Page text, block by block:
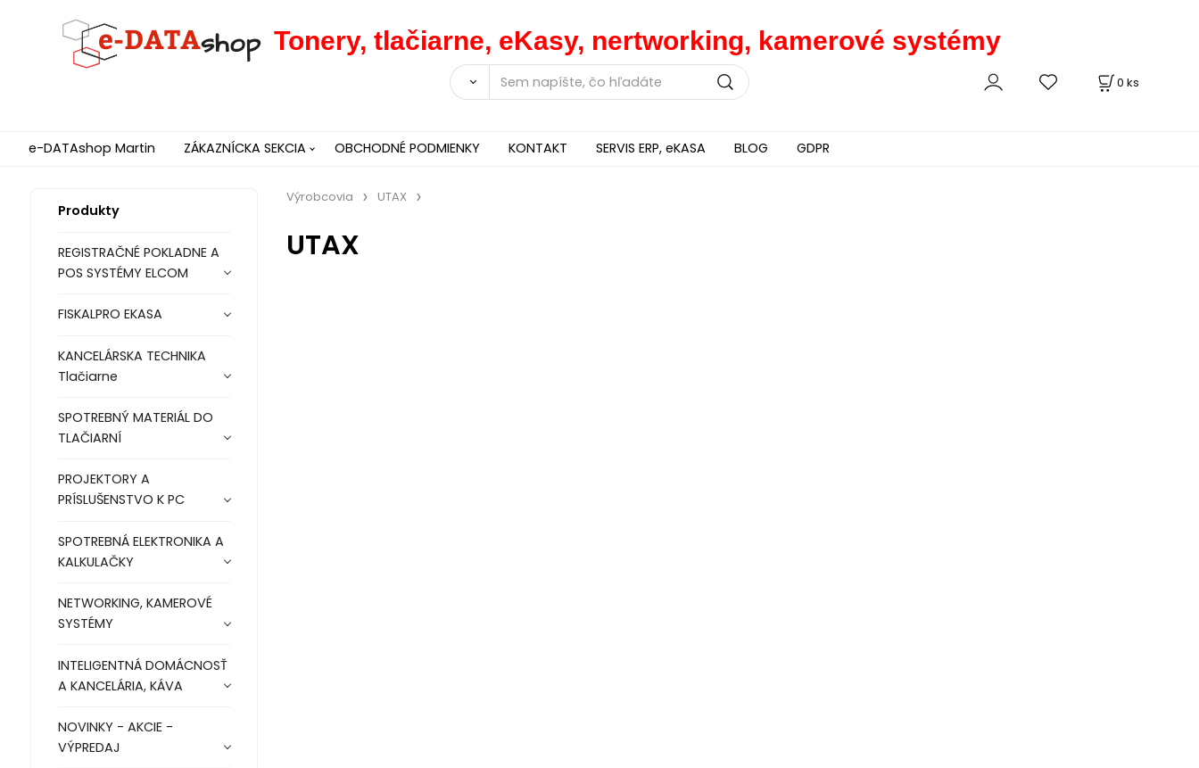
Tonery, tlačiarne, eKasy, nertworking, kamerové systémy
0 ks
e-DATAshop Martin ZÁKAZNÍCKA SEKCIA OBCHODNÉ PODMIENKY KONTAKT SERVIS ERP, eKASA BLOG GDPR
Produkty
REGISTRAČNÉ POKLADNE A
POS SYSTÉMY ELCOM
FISKALPRO EKASA
KANCELÁRSKA TECHNIKA
Tlačiarne
SPOTREBNÝ MATERIÁL DO
TLAČIARNÍ
PROJEKTORY A
PRÍSLUŠENSTVO K PC
SPOTREBNÁ ELEKTRONIKA A
KALKULAČKY
NETWORKING, KAMEROVÉ
SYSTÉMY
INTELIGENTNÁ DOMÁCNOSŤ
A KANCELÁRIA, KÁVA
NOVINKY - AKCIE -
VÝPREDAJ
Výrobcovia UTAX
UTAX